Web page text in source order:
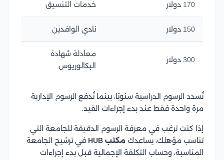
170 دولار خدمات التنسيق
150 دولار نادي الوافدين
300 دولار
معادلة شهادة
البكالوريوس
تُسدد الرسوم الدراسية سنويًا، بينما تُدفع الرسوم الإدارية
مرة واحدة فقط عند بدء إجراءات القيد.
إذا كنت ترغب في معرفة الرسوم الدقيقة للجامعة التي
تناسب مؤهلك، يساعدك مكتب HUB
في ترشيح الجامعة
المناسبة، وحساب التكلفة الإجمالية قبل بدء إجراءات